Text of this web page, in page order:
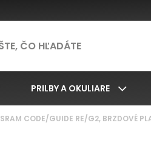
PRILBY A OKULIARE
SRAM CODE/GUIDE RE/G2, BRZDOVÉ